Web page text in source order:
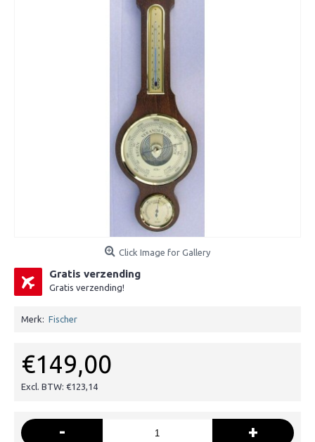
Click Image for Gallery
Gratis verzending
Gratis verzending!
Merk: Fischer
€149,00
Excl. BTW: €123,14
- +